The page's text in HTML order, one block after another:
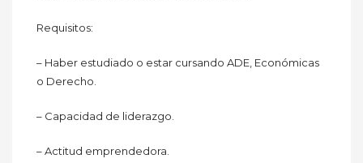
Requisitos:
– Haber estudiado o estar cursando ADE, Económicas
o Derecho.
– Capacidad de liderazgo.
– Actitud emprendedora.